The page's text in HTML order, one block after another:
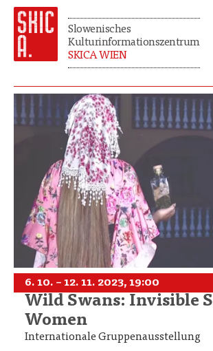
Slowenisches
Kulturinformationszentrum
SKICA WIEN
6. 10. – 12. 11. 2023, 19:00
Wild Swans: Invisible
Women
Internationale Gruppenausstellung